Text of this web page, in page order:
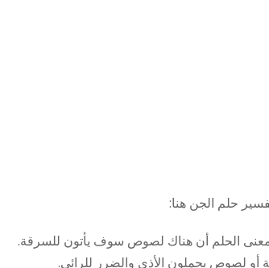
حلم الجن هنا:
الحلم أن هناك لصوص سوف يأتون للسرقة.
لصوص يحملون الأذى والضرر للرائي.